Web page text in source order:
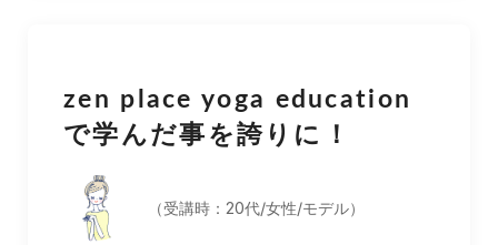
zen place yoga education
で学んだ事を誇りに！
（受講時：20代/女性/モデル）